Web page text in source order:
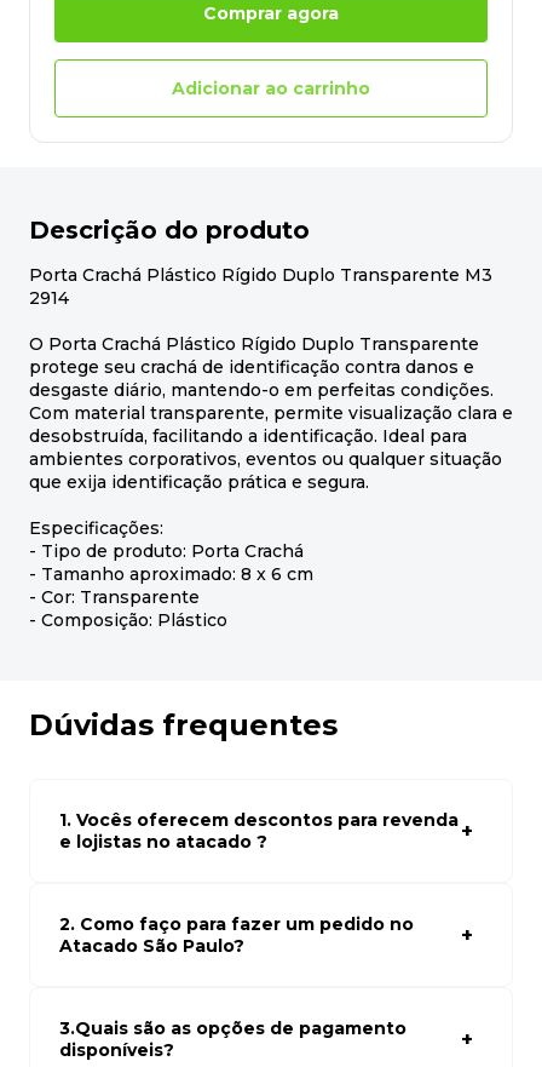
Comprar agora
Adicionar ao carrinho
Descrição do produto
Porta Crachá Plástico Rígido Duplo Transparente M3
2914
O Porta Crachá Plástico Rígido Duplo Transparente
protege seu crachá de identificação contra danos e
desgaste diário, mantendo-o em perfeitas condições.
Com material transparente, permite visualização clara e
desobstruída, facilitando a identificação. Ideal para
ambientes corporativos, eventos ou qualquer situação
que exija identificação prática e segura.
Especificações:
- Tipo de produto: Porta Crachá
- Tamanho aproximado: 8 x 6 cm
- Cor: Transparente
- Composição: Plástico
Dúvidas frequentes
1. Vocês oferecem descontos para revenda
e lojistas no atacado ?
atacado empresas e compre com os melhores preços
para seu modelo de negócio
2. Como faço para fazer um pedido no
Atacado São Paulo?
carrinho. Em seguida, siga as instruções para finalizar a
compra. Se precisar de ajuda, nossa equipe de suporte
está à disposição para auxiliá-lo.
3.Quais são as opções de pagamento
disponíveis?